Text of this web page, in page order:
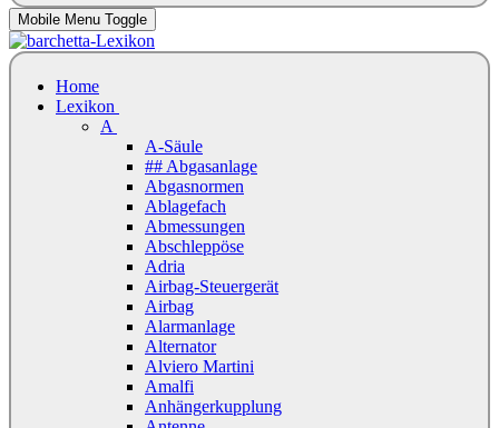
Mobile Menu Toggle
Home
Lexikon
A
A-Säule
## Abgasanlage
Abgasnormen
Ablagefach
Abmessungen
Abschleppöse
Adria
Airbag-Steuergerät
Airbag
Alarmanlage
Alternator
Alviero Martini
Amalfi
Anhängerkupplung